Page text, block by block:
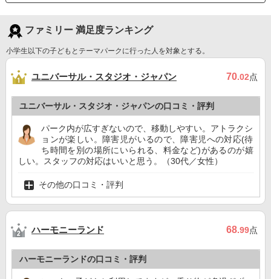
ファミリー 満足度ランキング
小学生以下の子どもとテーマパークに行った人を対象とする。
ユニバーサル・スタジオ・ジャパン 70.02点
ユニバーサル・スタジオ・ジャパンの口コミ・評判
パーク内が広すぎないので、移動しやすい。アトラクシ
ョンが楽しい。障害児がいるので、障害児への対応(待
ち時間を別の場所にいられる、料金など)があるのが嬉
しい。スタッフの対応はいいと思う。（30代／女性）
その他の口コミ・評判
ハーモニーランド 68.99点
ハーモニーランドの口コミ・評判